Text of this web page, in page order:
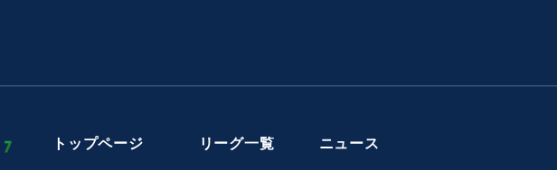
トップページ リーグ一覧 ニュース